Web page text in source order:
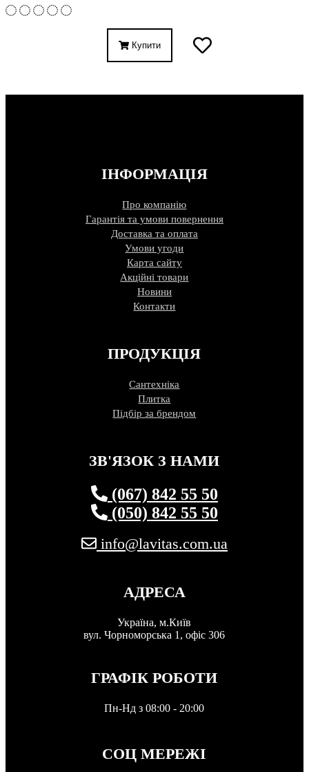
Купити
ІНФОРМАЦІЯ
Про компанію
Гарантія та умови повернення
Доставка та оплата
Умови угоди
Карта сайту
Акційні товари
Новини
Контакти
ПРОДУКЦІЯ
Сантехніка
Плитка
Підбір за брендом
ЗВ'ЯЗОК З НАМИ
(067) 842 55 50
(050) 842 55 50
info@lavitas.com.ua
АДРЕСА
Україна, м.Київ
вул. Чорноморська 1, офіс 306
ГРАФІК РОБОТИ
Пн-Нд з 08:00 - 20:00
СОЦ МЕРЕЖІ